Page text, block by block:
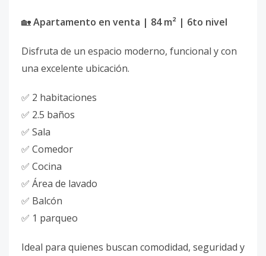
🏡Apartamento en venta | 84 m² | 6to nivel
Disfruta de un espacio moderno, funcional y con
una excelente ubicación.
✅ 2 habitaciones
✅ 2.5 baños
✅ Sala
✅ Comedor
✅ Cocina
✅ Área de lavado
✅ Balcón
✅ 1 parqueo
Ideal para quienes buscan comodidad, seguridad y